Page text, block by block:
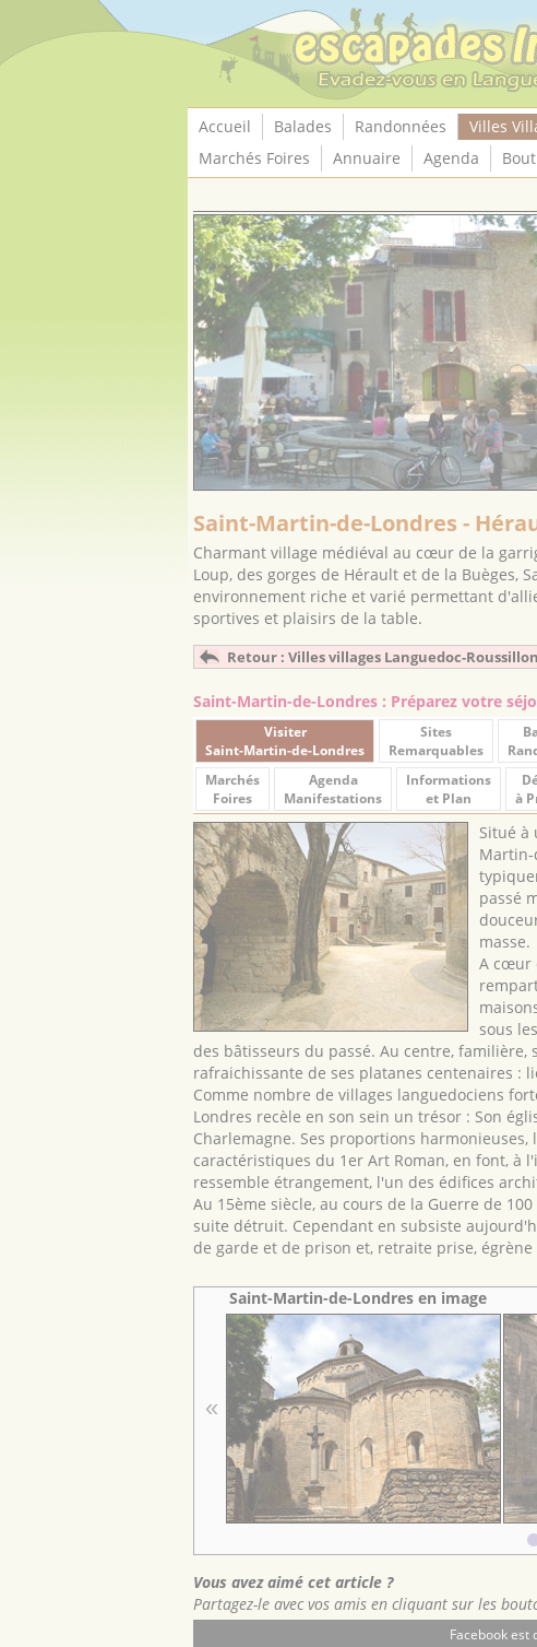
Accueil Balades Randonnées Villes
Marchés Foires
Annuaire Agenda
Saint-Martin-de-Londres -
Charmant village médiéval au cœur de la
Loup, des gorges de Hérault et de la Buèges,
environnement riche et varié permettant
sportives et plaisirs de la table.
Retour : Villes villages Languedoc-Roussillon
Saint-Martin-de-Londres : Préparez votre
Visiter
Saint-Martin-de-Londres
Sites
Remarquables
Marchés
Foires
Agenda
Manifestations
Informations
et Plan
à
Situé à
Martin-
passé
masse.
A cœur
sous
des bâtisseurs du passé. Au centre,
rafraichissante de ses platanes centenaires :
Comme nombre de villages languedociens
Londres recèle en son sein un trésor : Son
Charlemagne. Ses proportions
caractéristiques du 1er Art Roman, en font, à
ressemble étrangement, l'un des édifices
Au 15ème siècle, au cours de la Guerre de
suite détruit. Cependant en subsiste
de garde et de prison et, retraite prise,
Saint-Martin-de-Londres en image
«
Vous avez aimé cet article ?
Partagez-le avec vos amis en cliquant sur les
Facebook est
Panneau de gestion des cookies